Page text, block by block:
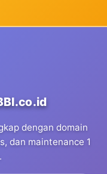
dengan domain
dan maintenance 1